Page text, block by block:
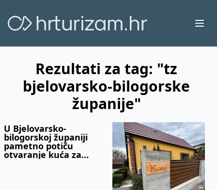
Rezultati za tag: "tz
bjelovarsko-bilogorske
županije"
U Bjelovarsko-
bilogorskoj županiji
pametno potiču
otvaranje kuća za